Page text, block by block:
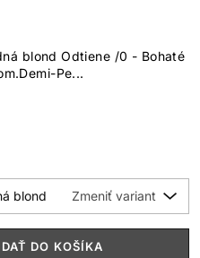
blond Odtiene /0 - Bohaté
Pe...
blond
DO KOŠÍKA